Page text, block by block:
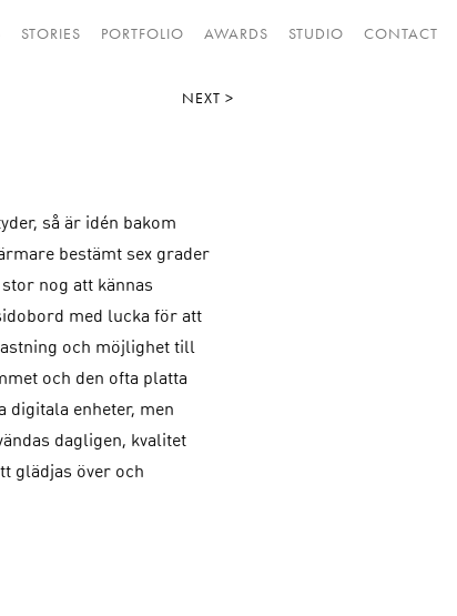
STORIES PORTFOLIO AWARDS STUDIO CONTACT
NEXT >
så är idén bakom
bestämt sex grader
nog att kännas
med lucka för att
och möjlighet till
och den ofta platta
digitala enheter, men
dagligen, kvalitet
glädjas över och